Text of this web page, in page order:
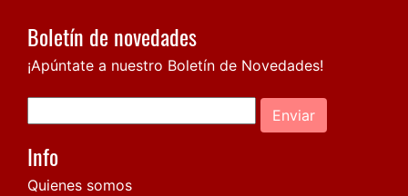
Boletín de novedades
¡Apúntate a nuestro Boletín de Novedades!
Enviar
Info
Quienes somos